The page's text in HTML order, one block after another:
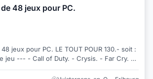
48 jeux pour PC.
LE TOUT POUR 130.- soit :
- Far Cry. -